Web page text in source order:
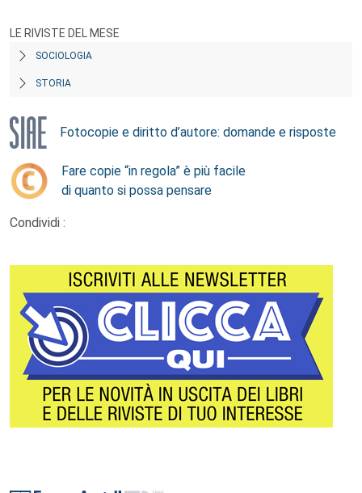
LE RIVISTE DEL MESE
SOCIOLOGIA
STORIA
Fotocopie e diritto d’autore: domande e risposte
Fare copie “in regola” è più facile
di quanto si possa pensare
Condividi :